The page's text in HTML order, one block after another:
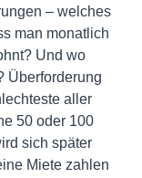
– welches
man monatlich
Und wo
Überforderung
aller
50 oder 100
sich später
Miete zahlen